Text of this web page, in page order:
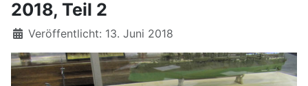
2018, Teil 2
Details
Veröffentlicht: 13. Juni 2018